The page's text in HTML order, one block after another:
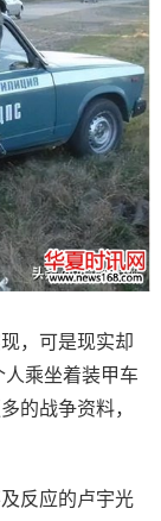
，可是现实却
乘坐着装甲车
的战争资料，
反应的卢宇光